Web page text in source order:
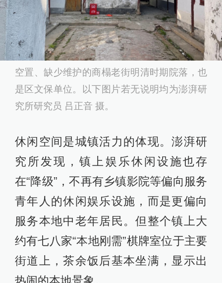
空置、缺少维护的商榻老街明清时期院落，也
是区文保单位。以下图片若无说明均为澎湃研
究所研究员 吕正音 摄。
休闲空间是城镇活力的体现。澎湃研
究所发现，镇上娱乐休闲设施也存
在“降级”，不再有乡镇影院等偏向服务
青年人的休闲娱乐设施，而是更偏向
服务本地中老年居民。但整个镇上大
约有七八家“本地刚需”棋牌室位于主要
街道上，茶余饭后基本坐满，显示出